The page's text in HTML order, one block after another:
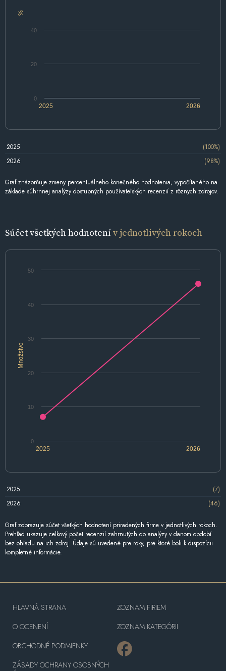
%
2025 2026
0
20
40
2025
(100%)
2026
(98%)
Graf znázorňuje zmeny percentuálneho konečného hodnotenia, vypočítaného na
základe súhrnnej analýzy dostupných používateľských recenzií z rôznych zdrojov.
Súčet všetkých hodnotenív jednotlivých rokoch
Množstvo
2025 2026
0
10
20
30
40
50
2025
(7)
2026
(46)
Graf zobrazuje súčet všetkých hodnotení priradených firme v jednotlivých rokoch.
Prehľad ukazuje celkový počet recenzií zahrnutých do analýzy v danom období
bez ohľadu na ich zdroj. Údaje sú uvedené pre roky, pre ktoré boli k dispozícii
kompletné informácie.
HLAVNÁ STRANA
O OCENENÍ
OBCHODNÉ PODMIENKY
ZÁSADY OCHRANY OSOBNÝCH
ZOZNAM FIRIEM
ZOZNAM KATEGÓRII